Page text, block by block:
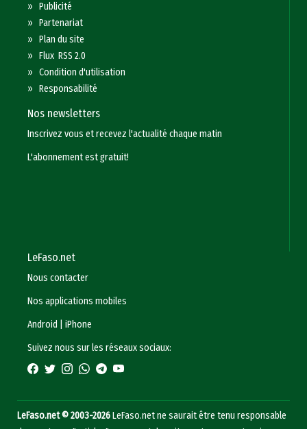
»Publicité
»Partenariat
»Plan du site
»Flux RSS 2.0
»Condition d'utilisation
»Responsabilité
Nos newsletters
Inscrivez vous et recevez l'actualité chaque matin
L'abonnement est gratuit!
LeFaso.net
Nous contacter
Nos applications mobiles
Android
|iPhone
Suivez nous sur les réseaux sociaux:
LeFaso.net © 2003-2026LeFaso.net ne saurait être tenu responsable